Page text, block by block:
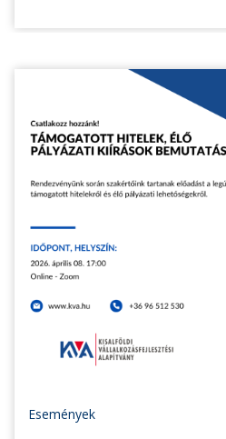
Események